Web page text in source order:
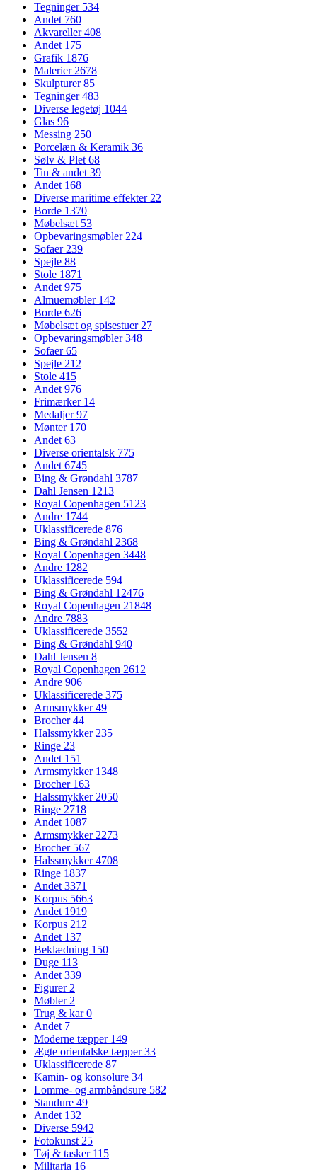
Tegninger 534
Andet 760
Akvareller408
Andet 175
Grafik 1876
Malerier 2678
Skulpturer85
Tegninger483
Diverse legetøj 1044
Glas 96
Messing 250
Porcelæn & Keramik 36
Sølv & Plet 68
Tin & andet 39
Andet 168
Diverse maritime effekter 22
Borde 1370
Møbelsæt 53
Opbevaringsmøbler 224
Sofaer 239
Spejle 88
Stole 1871
Andet 975
Almuemøbler 142
Borde 626
Møbelsæt og spisestuer 27
Opbevaringsmøbler348
Sofaer65
Spejle 212
Stole 415
Andet 976
Frimærker 14
Medaljer97
Mønter 170
Andet 63
Diverse orientalsk 775
Andet 6745
Bing & Grøndahl 3787
Dahl Jensen 1213
Royal Copenhagen 5123
Andre 1744
Uklassificerede 876
Bing & Grøndahl 2368
Royal Copenhagen 3448
Andre 1282
Uklassificerede 594
Bing & Grøndahl 12476
Royal Copenhagen 21848
Andre 7883
Uklassificerede 3552
Bing & Grøndahl 940
Dahl Jensen 8
Royal Copenhagen 2612
Andre 906
Uklassificerede 375
Armsmykker49
Brocher44
Halssmykker 235
Ringe 23
Andet 151
Armsmykker 1348
Brocher 163
Halssmykker 2050
Ringe 2718
Andet 1087
Armsmykker 2273
Brocher 567
Halssmykker4708
Ringe 1837
Andet 3371
Korpus 5663
Andet 1919
Korpus 212
Andet 137
Beklædning 150
Duge 113
Andet 339
Figurer 2
Møbler 2
Trug & kar0
Andet 7
Moderne tæpper 149
Ægte orientalske tæpper33
Uklassificerede 87
Kamin- og konsolure 34
Lomme- og armbåndsure 582
Standure 49
Andet 132
Diverse 5942
Fotokunst 25
Tøj & tasker 115
Militaria 16